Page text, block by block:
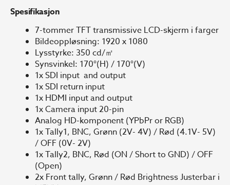
Spesifikasjon
7-tommer TFT transmissive LCD-skjerm i farger
Bildeoppløsning: 1920 x 1080
Lysstyrke: 350 cd/㎡
Synsvinkel: 170°(H) / 170°(V)
1x SDI input and output
1x SDI return input
1x HDMI input and output
1x Camera input 20-pin
Analog HD-komponent (YPbPr or RGB)
1x Tally1, BNC, Grønn (2V- 4V) / Rød (4.1V- 5V)
/ OFF (0V- 2V)
1x Tally2, BNC, Rød (ON / Short to GND) / OFF
(Open)
2x Front tally, Grønn / Rød Brightness Justerbar i